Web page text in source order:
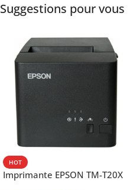
Suggestions pour vous
HOT
Imprimante EPSON TM-T20X